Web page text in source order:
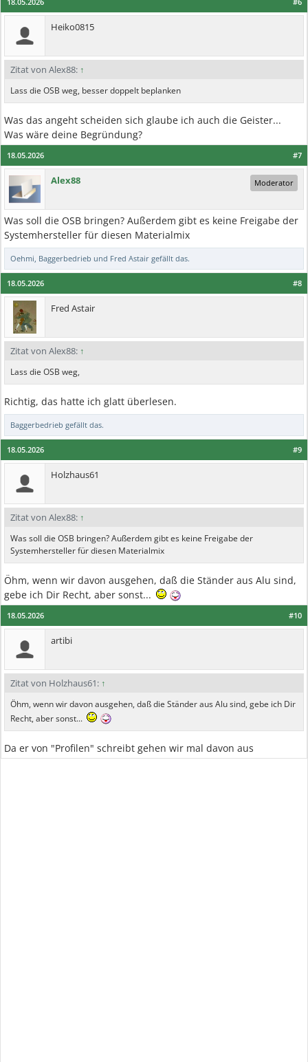
Heiko0815
Zitat von Alex88: ↑
Lass die OSB weg, besser doppelt beplanken
Was das angeht scheiden sich glaube ich auch die Geister...
Was wäre deine Begründung?
#7
18.05.2026
Alex88 Moderator
Was soll die OSB bringen? Außerdem gibt es keine Freigabe der
Systemhersteller für diesen Materialmix
Oehmi, Baggerbedrieb und Fred Astair gefällt das.
#8
18.05.2026
Fred Astair
Zitat von Alex88: ↑
Lass die OSB weg,
Richtig, das hatte ich glatt überlesen.
Baggerbedrieb gefällt das.
#9
18.05.2026
Holzhaus61
Zitat von Alex88: ↑
Was soll die OSB bringen? Außerdem gibt es keine Freigabe der
Systemhersteller für diesen Materialmix
Öhm, wenn wir davon ausgehen, daß die Ständer aus Alu sind,
gebe ich Dir Recht, aber sonst...
#10
18.05.2026
artibi
Zitat von Holzhaus61: ↑
Öhm, wenn wir davon ausgehen, daß die Ständer aus Alu sind, gebe ich Dir
Recht, aber sonst...
Da er von "Profilen" schreibt gehen wir mal davon aus